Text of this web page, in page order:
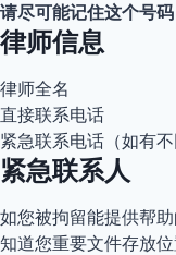
请尽可能记住这个号码
律师信息
律师全名
直接联系电话
紧急联系电话（如有不
紧急联系人
如您被拘留能提供帮
知道您重要文件存放